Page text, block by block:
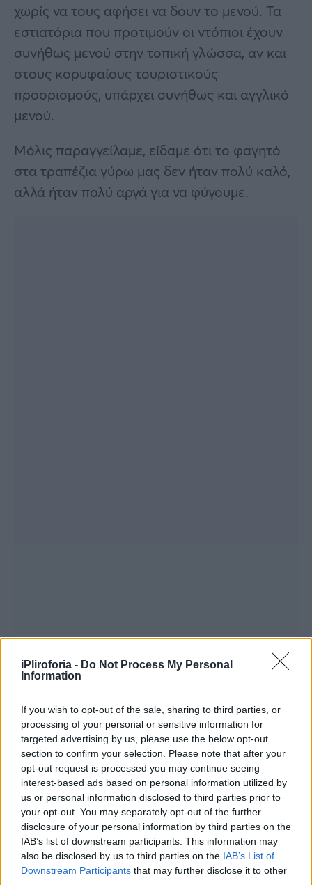
iPliroforia - Do Not Process My Personal
Information
If you wish to opt-out of the sale, sharing to third parties, or
processing of your personal or sensitive information for
targeted advertising by us, please use the below opt-out
section to confirm your selection. Please note that after your
opt-out request is processed you may continue seeing
interest-based ads based on personal information utilized by
us or personal information disclosed to third parties prior to
your opt-out. You may separately opt-out of the further
disclosure of your personal information by third parties on the
IAB’s list of downstream participants. This information may
also be disclosed by us to third parties on the IAB’s List of
Downstream Participants that may further disclose it to other
χωρίς να τους αφήσει να δουν το μενού. Τα
εστιατόρια που προτιμούν οι ντόπιοι έχουν
συνήθως μενού στην τοπική γλώσσα, αν και
στους κορυφαίους τουριστικούς
προορισμούς, υπάρχει συνήθως και αγγλικό
μενού.
Μόλις παραγγείλαμε, είδαμε ότι το φαγητό
στα τραπέζια γύρω μας δεν ήταν πολύ καλό,
αλλά ήταν πολύ αργά για να φύγουμε.
Συνεντεύξεις 18/11/2025
Δήμητρα Δερζέκου: «Λέω τη δική μου
αλήθεια»
Συνεντεύξεις 18/11/2025
Τζεφ Μοντάνα: «Κανένας δεν μπορεί
να σου πει ποιος είσαι»